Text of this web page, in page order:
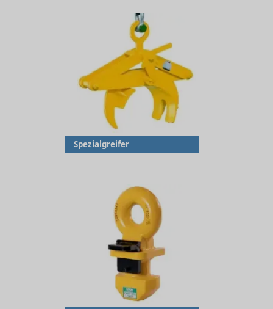
Spezialgreifer